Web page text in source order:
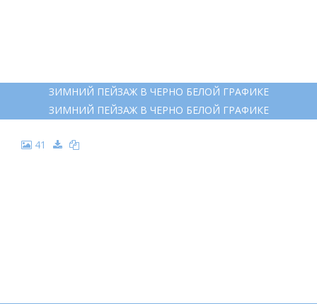
ЗИМНИЙ ПЕЙЗАЖ В ЧЕРНО БЕЛОЙ ГРАФИКЕ
ЗИМНИЙ ПЕЙЗАЖ В ЧЕРНО БЕЛОЙ ГРАФИКЕ
41